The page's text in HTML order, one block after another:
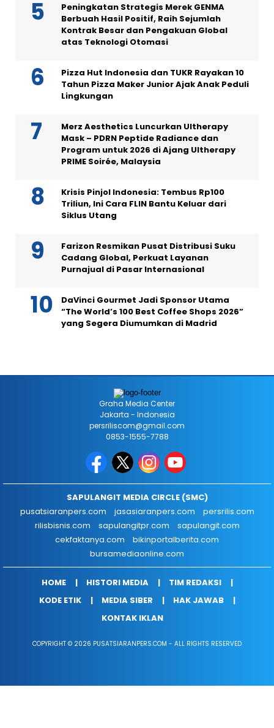
Peningkatan Strategis Merek GENMA
Berbuah Hasil Positif, Raih Sejumlah
Kontrak Besar dan Pengakuan Global
atas Teknologi Otomasi
Pizza Hut Indonesia dan TUKR Rayakan 10
Tahun Pizza Maker Junior Ajak Anak Peduli
Lingkungan
Merz Aesthetics Luncurkan Ultherapy
Mask – PDRN Peptide Radiance dan
Program untuk 2026 di Ajang Ultherapy
PRIME Soirée, Malaysia
Krisis Pinjol Indonesia: Tembus Rp100
Triliun, Ini Cara FLIN Bantu Keluar dari
Siklus Utang
Farizon Resmikan Pusat Distribusi Suku
Cadang Global, Perkuat Layanan
Purnajual di Pasar Internasional
DaVinci Gourmet Jadi Sponsor Utama
“The World’s 100 Best Coffee Shops 2026”
yang Segera Diumumkan di Madrid
Graha Media Center
Jakarta - Indonesia
persriliscom@gmail.com
0853-1555-7788
SAPULANGIT MEDIA CIRCLE (SMC)
pusatsiaranpers.com
jasasiaranpers.com
persrilis.com
rilisbisnis.com
sapulangitpr.com
sapulangit.com
cekfaktanya.com
bikinportalberita.com
bursamediaonline.com
HOME HISTORI MEDIA
TIM REDAKSI
KODE ETIK
MEDIA SIBER
HAK JAWAB
KONTAK IKLAN
COPYRIGHT © 2026 PUSATSIARANPERS.COM - ALL RIGHTS RESERVED